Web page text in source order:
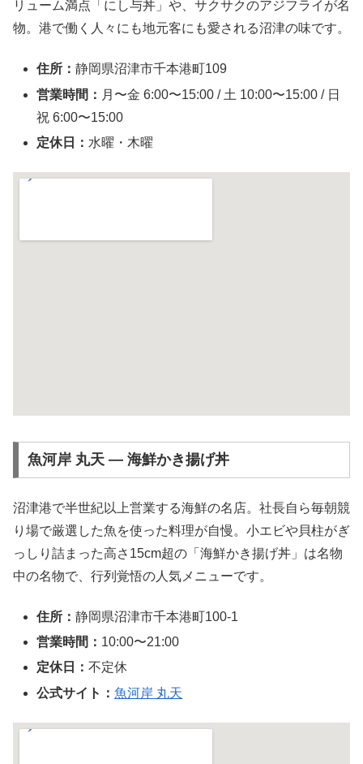
リューム満点「にし与丼」や、サクサクのアジフライが名
物。港で働く人々にも地元客にも愛される沼津の味です。
住所：静岡県沼津市千本港町109
営業時間： 月〜金 6:00〜15:00 / 土 10:00〜15:00 / 日
祝 6:00〜15:00
定休日： 水曜・木曜
魚河岸 丸天 ― 海鮮かき揚げ丼
沼津港で半世紀以上営業する海鮮の名店。社長自ら毎朝競
り場で厳選した魚を使った料理が自慢。小エビや貝柱がぎ
っしり詰まった高さ15cm超の「海鮮かき揚げ丼」は名物
中の名物で、行列覚悟の人気メニューです。
住所：静岡県沼津市千本港町100-1
営業時間： 10:00〜21:00
定休日：不定休
公式サイト：魚河岸 丸天